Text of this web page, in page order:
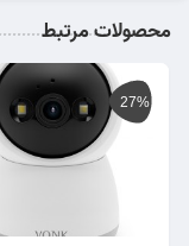
محصولات مرتبط
27%